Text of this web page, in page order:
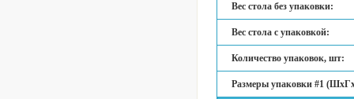
Вес стола без упаковки:
Вес стола с упаковкой:
Количество упаковок, шт:
Размеры упаковки #1